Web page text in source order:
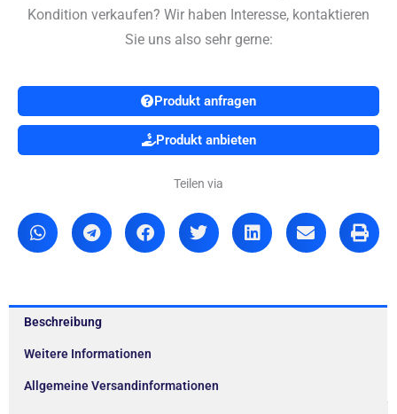
Kondition verkaufen? Wir haben Interesse, kontaktieren
Sie uns also sehr gerne:
Produkt anfragen
Produkt anbieten
Teilen via
Beschreibung
Weitere Informationen
Allgemeine Versandinformationen